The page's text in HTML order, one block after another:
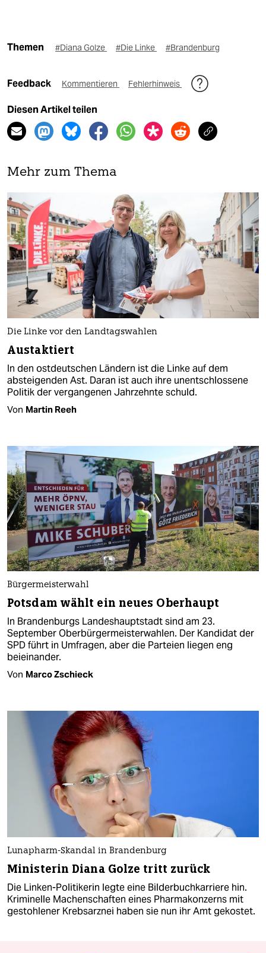
Themen #Diana Golze #Die Linke #Brandenburg
Feedback Kommentieren Fehlerhinweis
Diesen Artikel teilen
Mehr zum Thema
Die Linke vor den Landtagswahlen
Austaktiert
In den ostdeutschen Ländern ist die Linke auf dem
absteigenden Ast. Daran ist auch ihre unentschlossene
Politik der vergangenen Jahrzehnte schuld.
Von Martin Reeh
Bürgermeisterwahl
Potsdam wählt ein neues Oberhaupt
In Brandenburgs Landeshauptstadt sind am 23.
September Oberbürgermeisterwahlen. Der Kandidat der
SPD führt in Umfragen, aber die Parteien liegen eng
beieinander.
Von Marco Zschieck
Lunapharm-Skandal in Brandenburg
Ministerin Diana Golze tritt zurück
Die Linken-Politikerin legte eine Bilderbuchkarriere hin.
Kriminelle Machenschaften eines Pharmakonzerns mit
gestohlener Krebsarznei haben sie nun ihr Amt gekostet.